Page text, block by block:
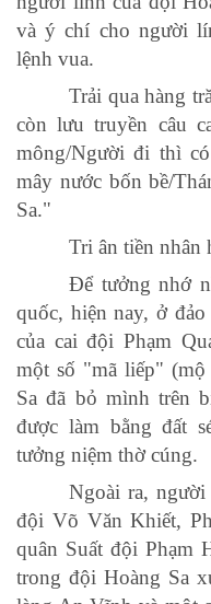
và ý chí cho người
lệnh vua.
Trải qua hàng
còn lưu truyền câu
mông/Người đi thì
mây nước bốn bề/
Sa."
Tri ân tiền
Để tưởng nhớ
quốc, hiện nay, ở
của cai đội Phạm
một số "mã liếp" (mộ
Sa đã bỏ mình trên
được làm bằng đất
tưởng niệm thờ cúng.
Ngoài ra,
đội Võ Văn Khiết,
quân Suất đội Phạm
trong đội Hoàng Sa